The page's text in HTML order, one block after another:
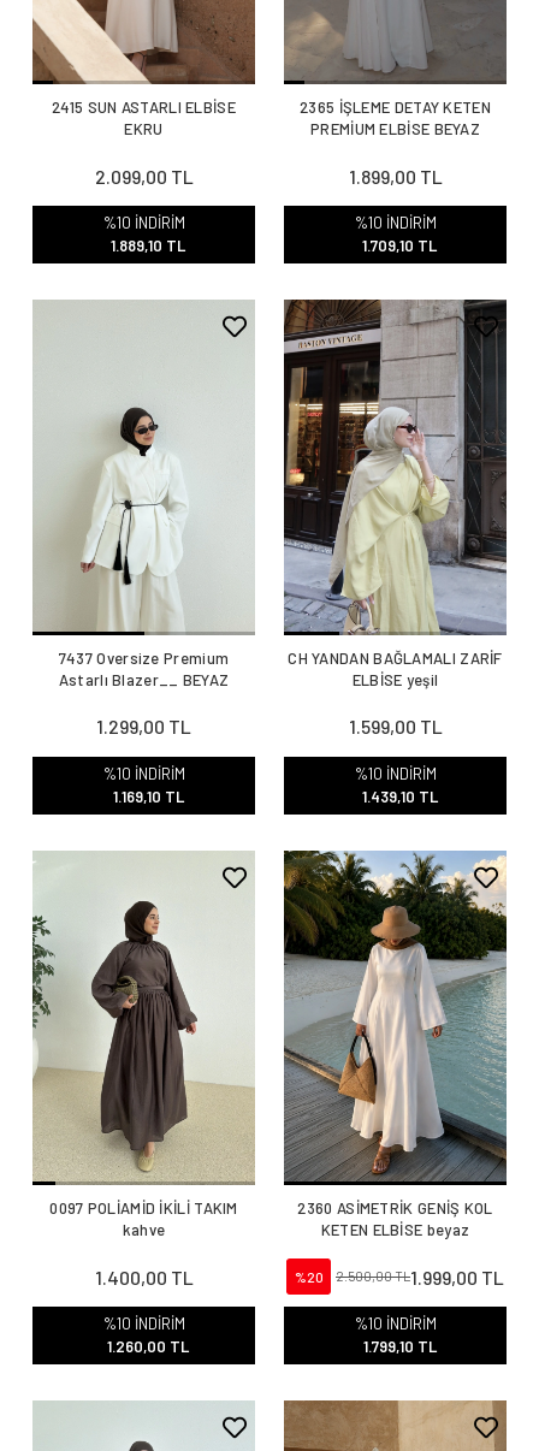
2415 SUN ASTARLI ELBİSE
EKRU
2.099,00 TL
%10 İNDİRİM
1.889,10 TL
2365 İŞLEME DETAY KETEN
PREMİUM ELBİSE BEYAZ
1.899,00 TL
%10 İNDİRİM
1.709,10 TL
7437 Oversize Premium
Astarlı Blazer__ BEYAZ
1.299,00 TL
%10 İNDİRİM
1.169,10 TL
CH YANDAN BAĞLAMALI ZARİF
ELBİSE yeşil
1.599,00 TL
%10 İNDİRİM
1.439,10 TL
0097 POLİAMİD İKİLİ TAKIM
kahve
1.400,00 TL
%10 İNDİRİM
1.260,00 TL
2360 ASİMETRİK GENİŞ KOL
KETEN ELBİSE beyaz
%20 2.500,00 TL1.999,00 TL
%10 İNDİRİM
1.799,10 TL